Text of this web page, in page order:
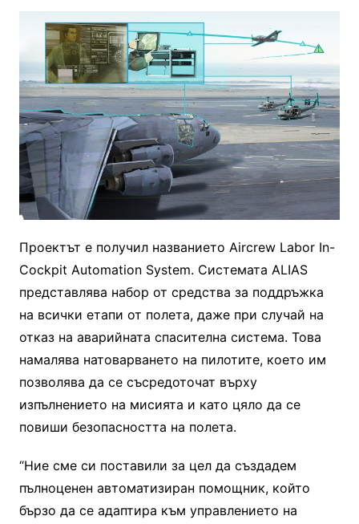
Проектът е получил названието Aircrew Labor In-
Cockpit Automation System. Системата ALIAS
представлява набор от средства за поддръжка
на всички етапи от полета, даже при случай на
отказ на аварийната спасителна система. Това
намалява натоварването на пилотите, което им
позволява да се съсредоточат върху
изпълнението на мисията и като цяло да се
повиши безопасността на полета.
“Ние сме си поставили за цел да създадем
пълноценен автоматизиран помощник, който
бързо да се адаптира към управлението на